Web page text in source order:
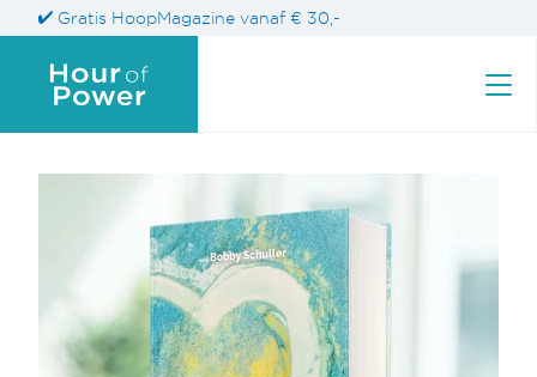
Gratis HoopMagazine vanaf € 30,-